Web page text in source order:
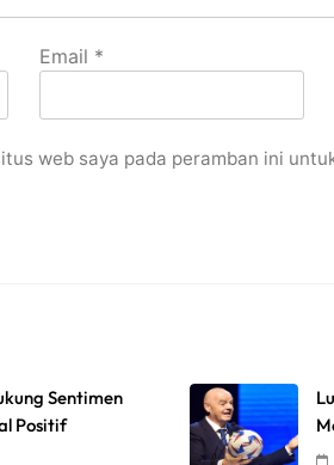
Email *
web saya pada peramban ini
Sentimen
Positif